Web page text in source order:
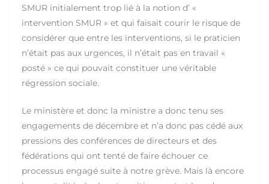
SMUR initialement trop lié à la notion d’ «
intervention SMUR » et qui faisait courir le risque de
considérer que entre les interventions, si le praticien
n’était pas aux urgences, il n’était pas en travail «
posté » ce qui pouvait constituer une véritable
régression sociale.
Le ministère et donc la ministre a donc tenu ses
engagements de décembre et n’a donc pas cédé aux
pressions des conférences de directeurs et des
fédérations qui ont tenté de faire échouer ce
processus engagé suite à notre grève. Mais là encore